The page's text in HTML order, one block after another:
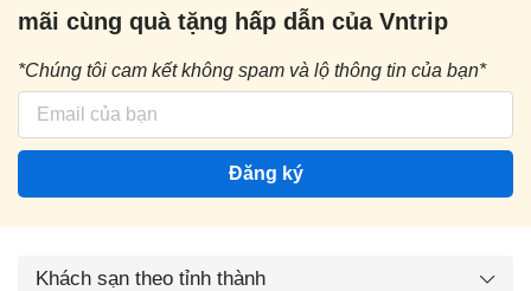
mãi cùng quà tặng hấp dẫn của Vntrip
*Chúng tôi cam kết không spam và lộ thông tin của bạn*
Đăng ký
Khách sạn theo tỉnh thành